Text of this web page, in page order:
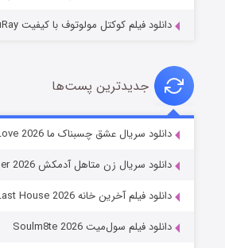
شوهر
دانلود فیلم کوکتل مولوتوف با کیفیت BluRay
جدیدترین پست‌ها
دانلود سریال عشق چسبناک ما Our Sticky Love 2026
دانلود سریال زن متاهل آدمکش A Bona Fide Killer 2026
دانلود فیلم آخرین خانه The Last House 2026
دانلود فیلم سول‌میت Soulm8te 2026